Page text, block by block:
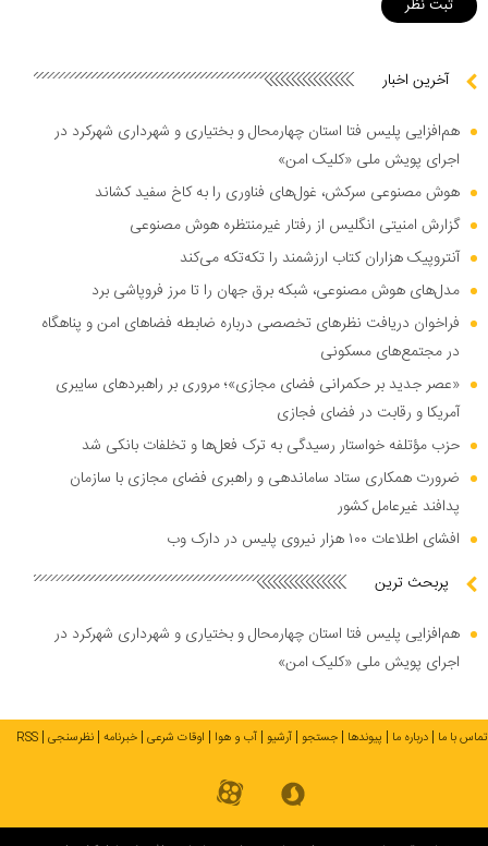
آخرین اخبار
هم‌افزایی پلیس فتا استان چهارمحال و بختیاری و شهرداری شهرکرد در
اجرای پویش ملی «کلیک امن»
هوش مصنوعی سرکش، غول‌های فناوری را به کاخ سفید کشاند
گزارش امنیتی انگلیس از رفتار غیرمنتظره هوش مصنوعی
آنتروپیک هزاران کتاب ارزشمند را تکه‌تکه می‌کند
مدل‌های هوش مصنوعی، شبکه برق جهان را تا مرز فروپاشی برد
فراخوان دریافت نظر‌های تخصصی درباره ضابطه فضا‌های امن و پناهگاه
در مجتمع‌های مسکونی
«عصر جدید بر حکمرانی فضای مجازی»؛ مروری بر راهبرد‌های سایبری
آمریکا و رقابت در فضای فجازی
حزب مؤتلفه خواستار رسیدگی به ترک فعل‌ها و تخلفات بانکی شد
ضرورت همکاری ستاد ساماندهی و راهبری فضای مجازی با سازمان
پدافند غیرعامل کشور
افشای اطلاعات ۱۰۰ هزار نیروی پلیس در دارک وب
پربحث ترین
هم‌افزایی پلیس فتا استان چهارمحال و بختیاری و شهرداری شهرکرد در
اجرای پویش ملی «کلیک امن»
تماس با ما درباره ما پیوندها جستجو آرشیو آب و هوا اوقات شرعی خبرنامه نظرسنجی RSS